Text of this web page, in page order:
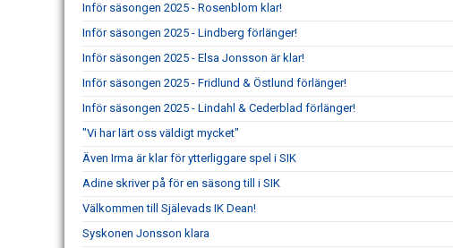
Inför säsongen 2025 - Rosenblom klar!
Inför säsongen 2025 - Lindberg förlänger!
Inför säsongen 2025 - Elsa Jonsson är klar!
Inför säsongen 2025 - Fridlund & Östlund förlänger!
Inför säsongen 2025 - Lindahl & Cederblad förlänger!
"Vi har lärt oss väldigt mycket"
Även Irma är klar för ytterliggare spel i SIK
Adine skriver på för en säsong till i SIK
Välkommen till Själevads IK Dean!
Syskonen Jonsson klara